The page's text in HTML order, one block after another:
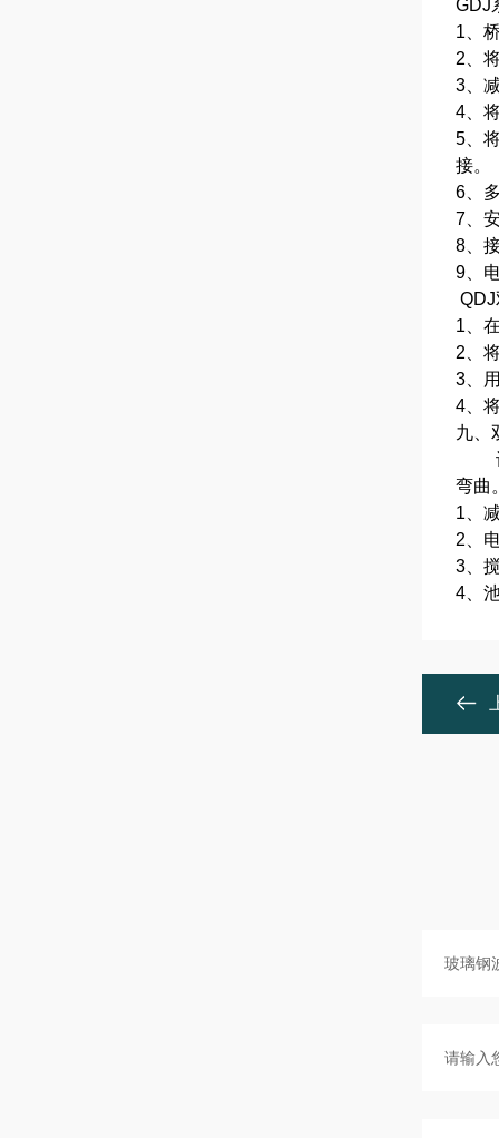
GDJ
1、
2、
3、
4、
5、
接。
6、
7、
8、
9、
1、
2、
3、
4、
九、
设
弯曲
1、
2、
3、
4、